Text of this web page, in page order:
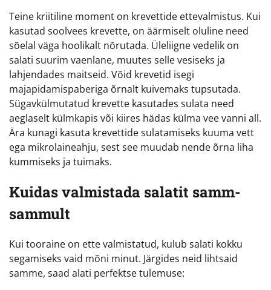
Teine kriitiline moment on krevettide ettevalmistus. Kui
kasutad soolvees krevette, on äärmiselt oluline need
sõelal väga hoolikalt nõrutada. Üleliigne vedelik on
salati suurim vaenlane, muutes selle vesiseks ja
lahjendades maitseid. Võid krevetid isegi
majapidamispaberiga õrnalt kuivemaks tupsutada.
Sügavkülmutatud krevette kasutades sulata need
aeglaselt külmkapis või kiires hädas külma vee vanni all.
Ära kunagi kasuta krevettide sulatamiseks kuuma vett
ega mikrolaineahju, sest see muudab nende õrna liha
kummiseks ja tuimaks.
Kuidas valmistada salatit samm-
sammult
Kui tooraine on ette valmistatud, kulub salati kokku
segamiseks vaid mõni minut. Järgides neid lihtsaid
samme, saad alati perfektse tulemuse: